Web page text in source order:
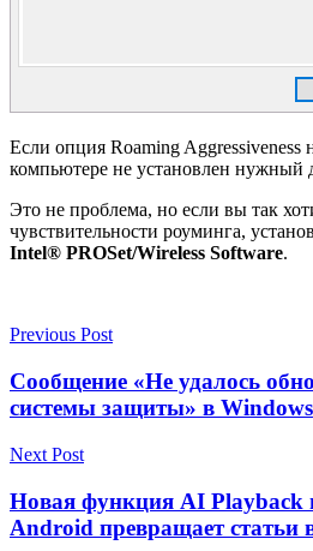
Если опция Roaming Aggressiveness
компьютере не установлен нужный
Это не проблема, но если вы так
чувствительности роуминга,
Intel® PROSet/Wireless Software.
Previous Post
Сообщение «Не удалось
системы защиты» в Windows
Next Post
Новая функция AI Playback
Android превращает статьи